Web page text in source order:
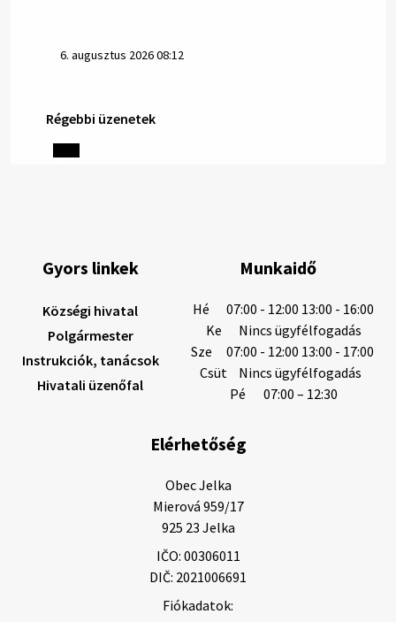
6. augusztus 2026 08:12
Helyi közlemények: 2026.08.05.
Gyászhirdetés: 2026.08.05. 1/ Tisztelt Lakosság!
Helyi közlemények: 2026.08.03.
Gyászhirdetések: 2026.08.3. 1/ Tisztelt Lakosság!
temetési szertartás 2026. augusz…
3. augusztus 2026 08:44
Gyászhirdetés: 2026.07.31.
Régebbi üzenetek
Gyors linkek
Községi hivatal
Polgármester
Instrukciók, tanácsok
Hivatali üzenőfal
Munkaidő
Hé
07:00 - 12:00 13:00 - 16:00
Ke
Nincs ügyfélfogadás
Sze
07:00 - 12:00 13:00 - 17:00
Csüt
Nincs ügyfélfogadás
Pé
07:00 – 12:30
Elérhetőség
Obec Jelka
Mierová 959/17
925 23 Jelka
IČO: 00306011
DIČ: 2021006691
Fiókadatok: